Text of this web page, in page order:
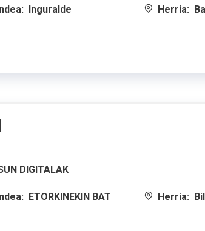
Inguralde Herria:
DIGITALAK
ETORKINEKIN BAT
Herria: